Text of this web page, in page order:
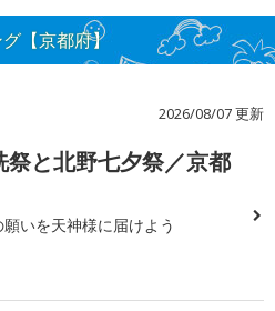
【京都府】
2026/08/07 更新
祭と北野七夕祭／京都
いを天神様に届けよう